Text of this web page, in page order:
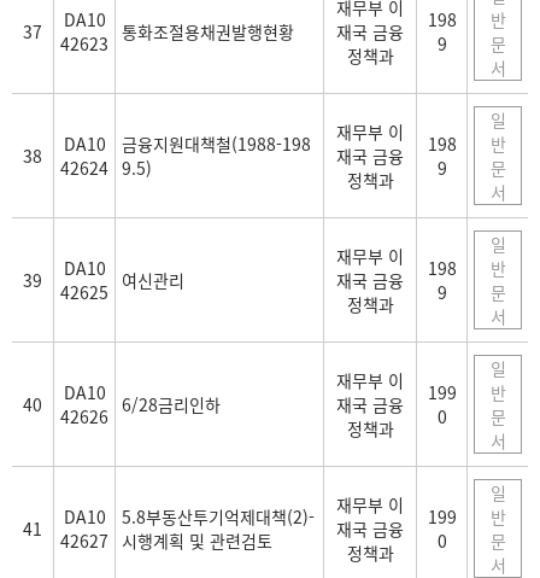
37
DA10
42623 통화조절용채권발행현황
재무부 이
재국 금융
정책과
198
9
반
문
서
38
DA10
42624
금융지원대책철(1988-198
9.5)
재무부 이
재국 금융
정책과
198
9
일
반
문
서
39
DA10
42625
여신관리
재무부 이
재국 금융
정책과
198
9
일
반
문
서
40
DA10
42626 6/28금리인하
재무부 이
재국 금융
정책과
199
0
일
반
문
서
41
DA10
42627
5.8부동산투기억제대책(2)-
시행계획 및 관련검토
재무부 이
재국 금융
정책과
199
0
일
반
문
서